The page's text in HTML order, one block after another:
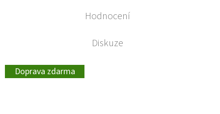
Hodnocení
Diskuze
Doprava zdarma